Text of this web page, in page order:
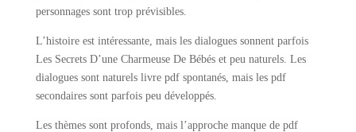
personnages sont trop prévisibles.
L’histoire est intéressante, mais les dialogues sonnent parfois
Les Secrets D’une Charmeuse De Bébés et peu naturels. Les
dialogues sont naturels livre pdf spontanés, mais les pdf
secondaires sont parfois peu développés.
Les thèmes sont profonds, mais l’approche manque de pdf